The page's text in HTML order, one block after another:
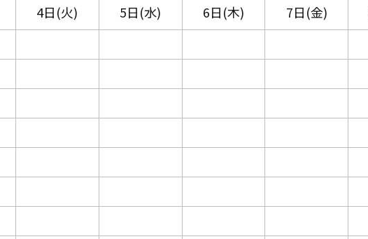
4日(火) 5日(水) 6日(木) 7日(金)